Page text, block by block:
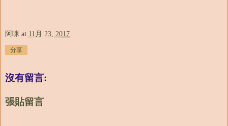
阿咪 at 11月 23, 2017
分享
沒有留言:
張貼留言